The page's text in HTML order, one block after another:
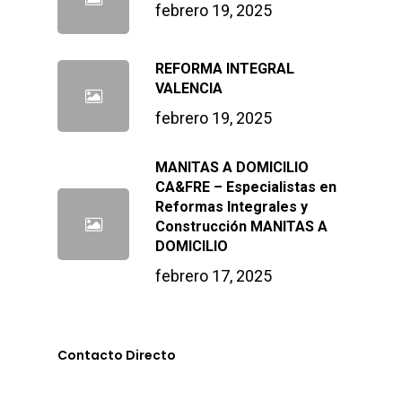
febrero 19, 2025
REFORMA INTEGRAL
VALENCIA
febrero 19, 2025
MANITAS A DOMICILIO
CA&FRE – Especialistas en
Reformas Integrales y
Construcción MANITAS A
DOMICILIO
febrero 17, 2025
Contacto Directo